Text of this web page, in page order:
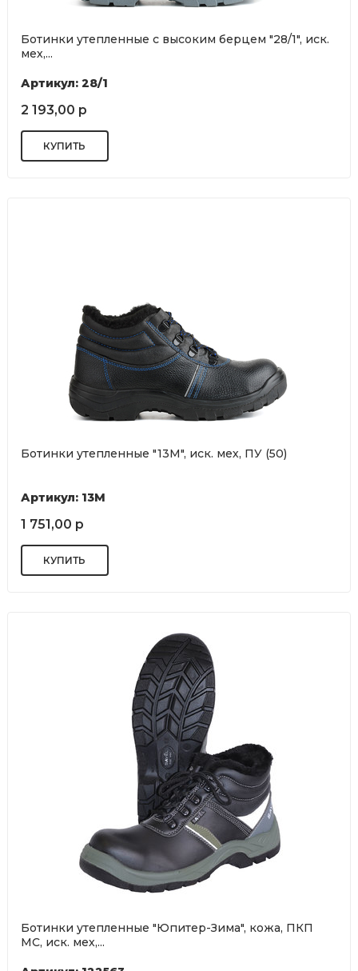
Ботинки утепленные с высоким берцем "28/1", иск.
мех,...
Артикул: 28/1
2 193,00 р
Ботинки утепленные "13М", иск. мех, ПУ (50)
Артикул: 13М
1 751,00 р
Ботинки утепленные "Юпитер-Зима", кожа, ПКП
МС, иск. мех,...